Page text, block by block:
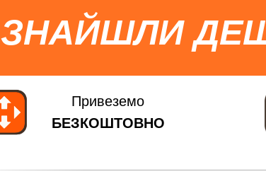
ЗНАЙШЛИ
Привеземо
БЕЗКОШТОВНО